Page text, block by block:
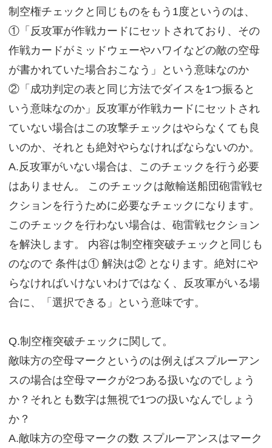
制空権チェックと同じものをもう1度というのは、
①「反攻軍が作戦カードにセットされており、その
作戦カードがミッドウェーやハワイなどの敵の空母
が書かれていた場合おこなう」という意味なのか
②「成功判定の表と同じ方法でダイスを1つ振ると
いう意味なのか」反攻軍が作戦カードにセットされ
ていない場合はこの攻撃チェックはやらなくても良
いのか、それとも絶対やらなければならないのか。
A.反攻軍がいない場合は、このチェックを行う必要
はありません。 このチェックは敵輸送船団砲雷戦セ
クションを行うために必要なチェックになります。
このチェックを行わない場合は、砲雷戦セクション
を解決します。 内容は制空権突破チェックと同じも
のなので 条件は① 解決は② となります。絶対にや
らなければいけないわけではなく、反攻軍がいる場
合に、「選択できる」という意味です。
Q.制空権突破チェックに関して。
敵味方の空母マークというのは例えばスプルーアン
スの場合は空母マークが2つある扱いなのでしょう
か？それとも数字は無視で1つの扱いなんでしょう
か？
A.敵味方の空母マークの数 スプルーアンスはマーク